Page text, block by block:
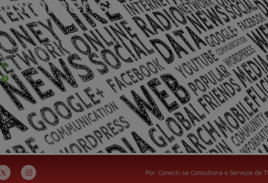
Sede Campestre:
Estrada Governador Chagas Freitas – 3.780 – Colônia Santo Antônio – Barra Mansa
De terça-feira a domingo, das 9h às 17h
Por: Conecti-se Consultoria e Serviços de TI